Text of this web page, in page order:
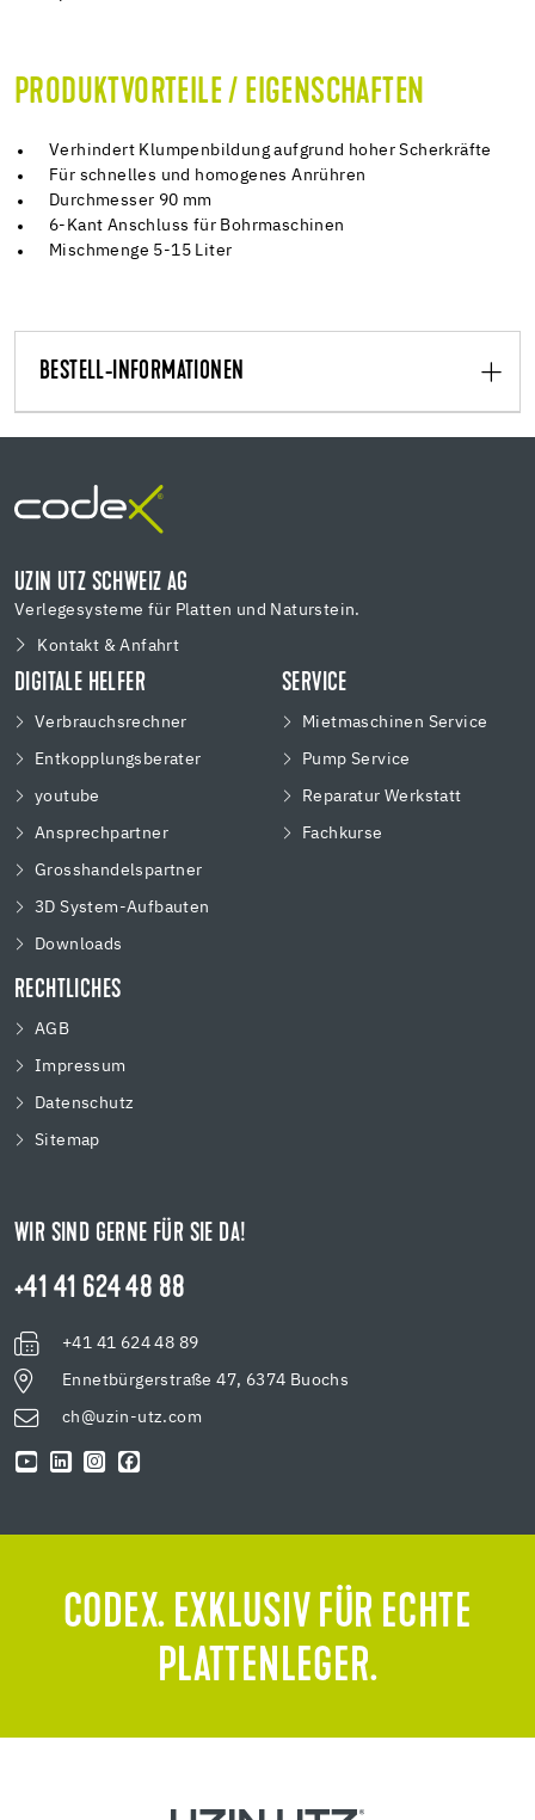
PRODUKTVORTEILE / EIGENSCHAFTEN
Verhindert Klumpenbildung aufgrund hoher Scherkräfte
Für schnelles und homogenes Anrühren
Durchmesser 90 mm
6-Kant Anschluss für Bohrmaschinen
Mischmenge 5-15 Liter
BESTELL-INFORMATIONEN
UZIN UTZ SCHWEIZ AG
Verlegesysteme für Platten und Naturstein.
Kontakt & Anfahrt
DIGITALE HELFER
Verbrauchsrechner
Entkopplungsberater
youtube
Ansprechpartner
Grosshandelspartner
3D System-Aufbauten
Downloads
SERVICE
Mietmaschinen Service
Pump Service
Reparatur Werkstatt
Fachkurse
RECHTLICHES
AGB
Impressum
Datenschutz
Sitemap
WIR SIND GERNE FÜR SIE DA!
+41 41 624 48 88
+41 41 624 48 89
Ennetbürgerstraße 47, 6374 Buochs
ch@uzin-utz.com
CODEX. EXKLUSIV FÜR ECHTE
PLATTENLEGER.